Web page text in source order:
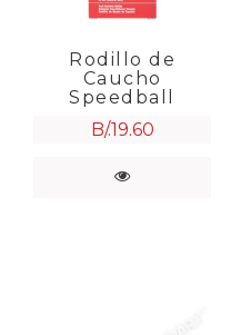
Rodillo de
Caucho
Speedball
B/.19.60